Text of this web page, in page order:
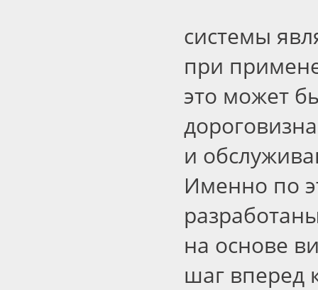
системы
при
это может
и
Именно по
на основе
шаг вперед